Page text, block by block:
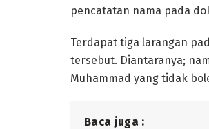
pencatatan nama pada
Terdapat tiga larangan
tersebut. Diantaranya;
Muhammad yang tidak
Baca juga :